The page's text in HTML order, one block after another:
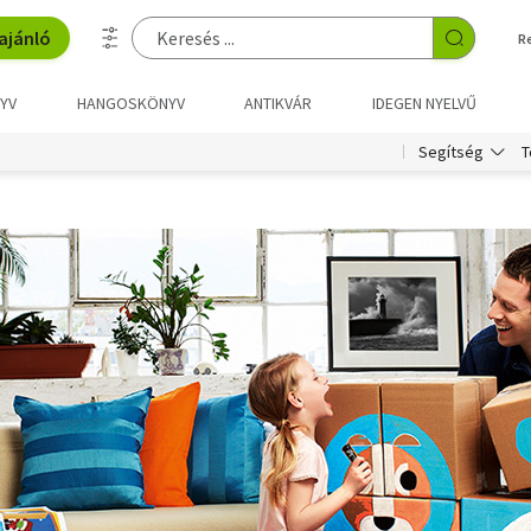
HANGOSKÖNYV ANTIKVÁR IDEGEN NYELVŰ
Segítség